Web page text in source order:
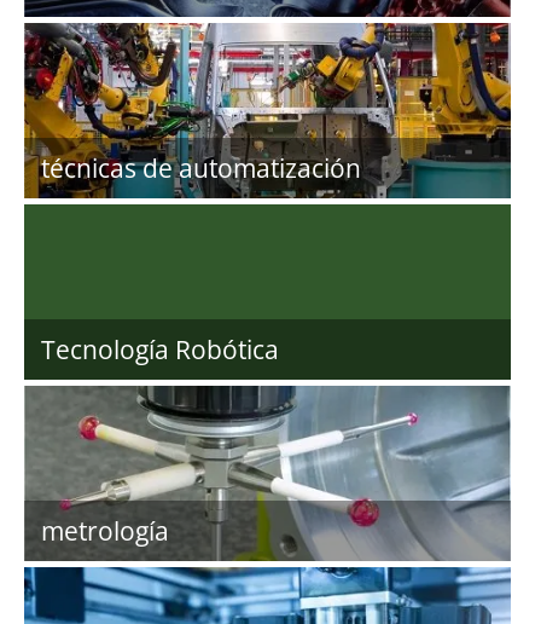
técnicas de automatización
Tecnología Robótica
metrología